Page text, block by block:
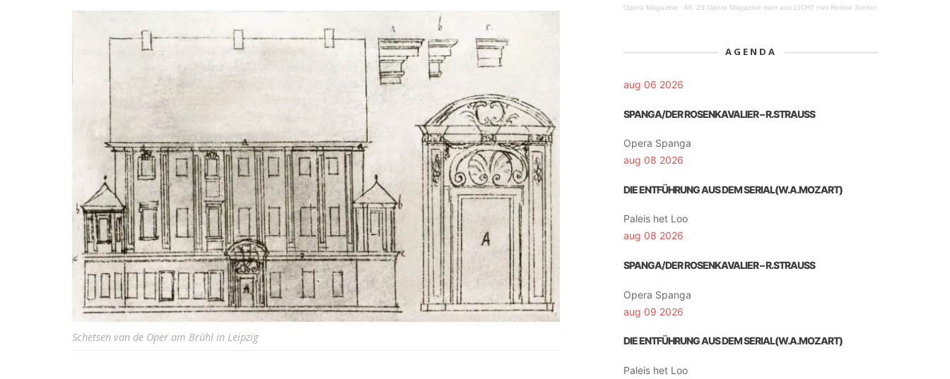
Schetsen van de Oper am Brühl in Leipzig
Opera Magazine · Afl. 23 Opera Magazine over aus LICHT met Renee Jonker
AGENDA
aug 06 2026
SPANGA/DER ROSENKAVALIER – R.STRAUSS
Opera Spanga
aug 08 2026
DIE ENTFÜHRUNG AUS DEM SERIAL(W.A.MOZART)
Paleis het Loo
aug 08 2026
SPANGA/DER ROSENKAVALIER – R.STRAUSS
Opera Spanga
aug 09 2026
DIE ENTFÜHRUNG AUS DEM SERIAL(W.A.MOZART)
Paleis het Loo